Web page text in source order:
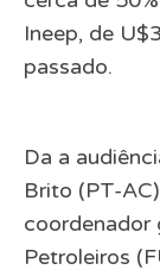
Ineep, de
passado.
Da a
Brito (PT-
coordenador
Petroleiros